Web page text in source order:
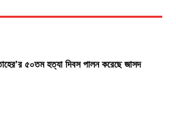
৫০তম হত্যা দিবস পালন করেছে জাসদ